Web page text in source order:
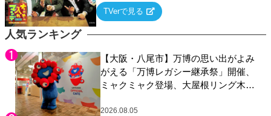
人気ランキング
【大阪・八尾市】万博の思い出がよみ
がえる「万博レガシー継承祭」開催、
ミャクミャク登場、大屋根リング木材
展示も
2026.08.05
るテーマについて好き放題にちゃちゃを入れ
ていく関西色を前面に押し出したトークバラ
TVerで見る